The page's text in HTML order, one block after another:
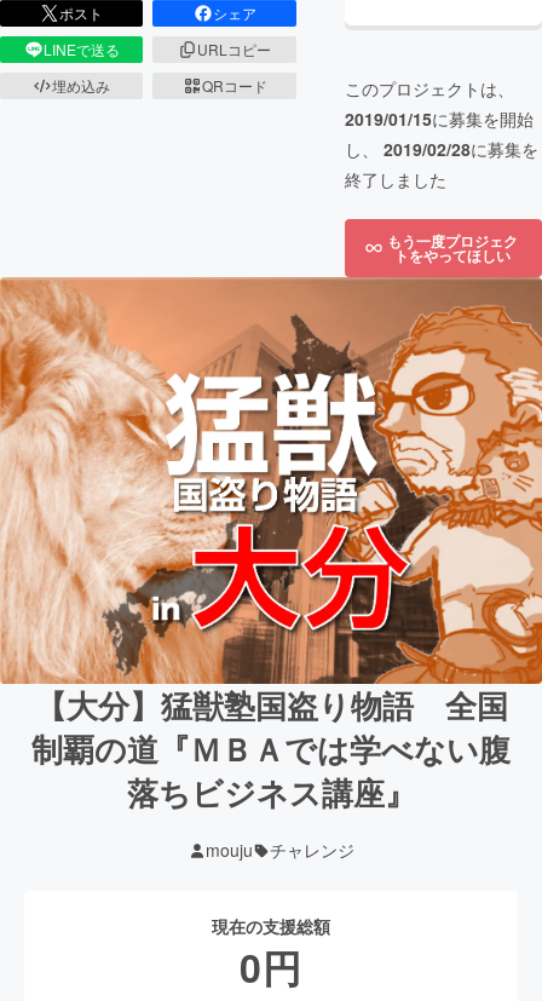
ポスト
シェア
LINEで送る
URLコピー
埋め込み
QRコード
このプロジェクトは、
2019/01/15に募集を開始
し、 2019/02/28に募集を
終了しました
もう一度プロジェク
トをやってほしい
【大分】猛獣塾国盗り物語 全国
制覇の道『ＭＢＡでは学べない腹
落ちビジネス講座』
mouju チャレンジ
現在の支援総額
0円